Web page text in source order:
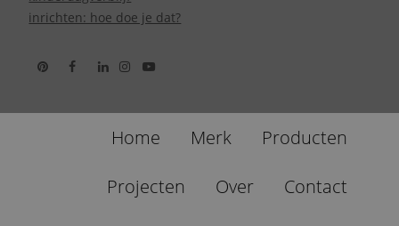
inrichten: hoe doe je dat?
Home Merk Producten
Projecten Over Contact